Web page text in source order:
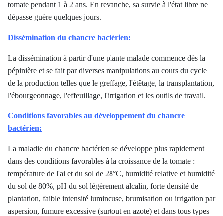
tomate pendant 1 à 2 ans. En revanche, sa survie à l'état libre ne
dépasse guère quelques jours.
Dissémination du chancre bactérien:
La dissémination à partir d'une plante malade commence dès la
pépinière et se fait par diverses manipulations au cours du cycle
de la production telles que le greffage, l'étêtage, la transplantation,
l'ébourgeonnage, l'effeuillage, l'irrigation et les outils de travail.
Conditions favorables au développement du chancre
bactérien:
La maladie du chancre bactérien se développe plus rapidement
dans des conditions favorables à la croissance de la tomate :
température de l'ai et du sol de 28°C, humidité relative et humidité
du sol de 80%, pH du sol légèrement alcalin, forte densité de
plantation, faible intensité lumineuse, brumisation ou irrigation par
aspersion, fumure excessive (surtout en azote) et dans tous types